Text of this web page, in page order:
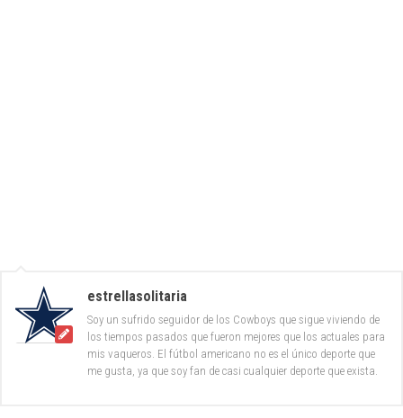
estrellasolitaria
Soy un sufrido seguidor de los Cowboys que sigue viviendo de
los tiempos pasados que fueron mejores que los actuales para
mis vaqueros. El fútbol americano no es el único deporte que
me gusta, ya que soy fan de casi cualquier deporte que exista.